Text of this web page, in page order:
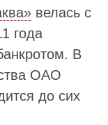
велась с
года
В
ОАО
до сих